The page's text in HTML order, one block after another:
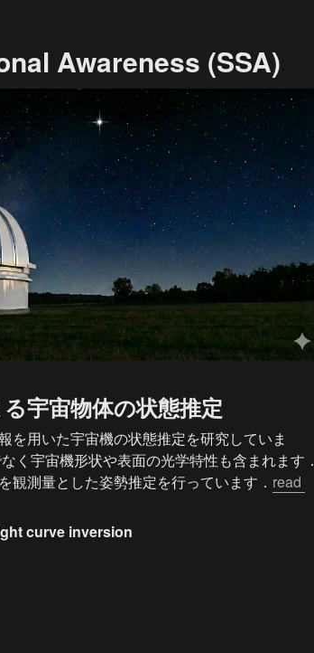
Awareness (SSA)
宇宙物体の状態推定
を用いた宇宙機の状態推定を研究していま
く宇宙機形状や表面の光学特性も含まれます．
観測量とした姿勢推定を行っています． read
curve inversion